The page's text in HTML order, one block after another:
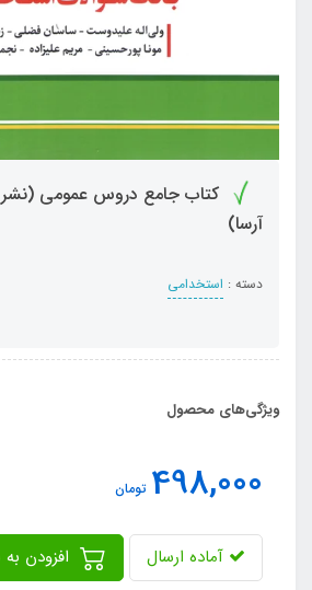
کتاب جامع دروس عمومی (نشر
آرسا)
دسته : استخدامی
ویژگی‌های محصول
498,000 تومان
آماده ارسال